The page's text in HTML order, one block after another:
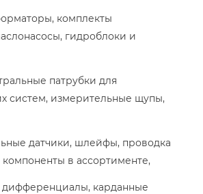
комплекты
гидроблоки и
патрубки для
систем, измерительные щупы,
датчики, шлейфы, проводка
в ассортименте,
карданные